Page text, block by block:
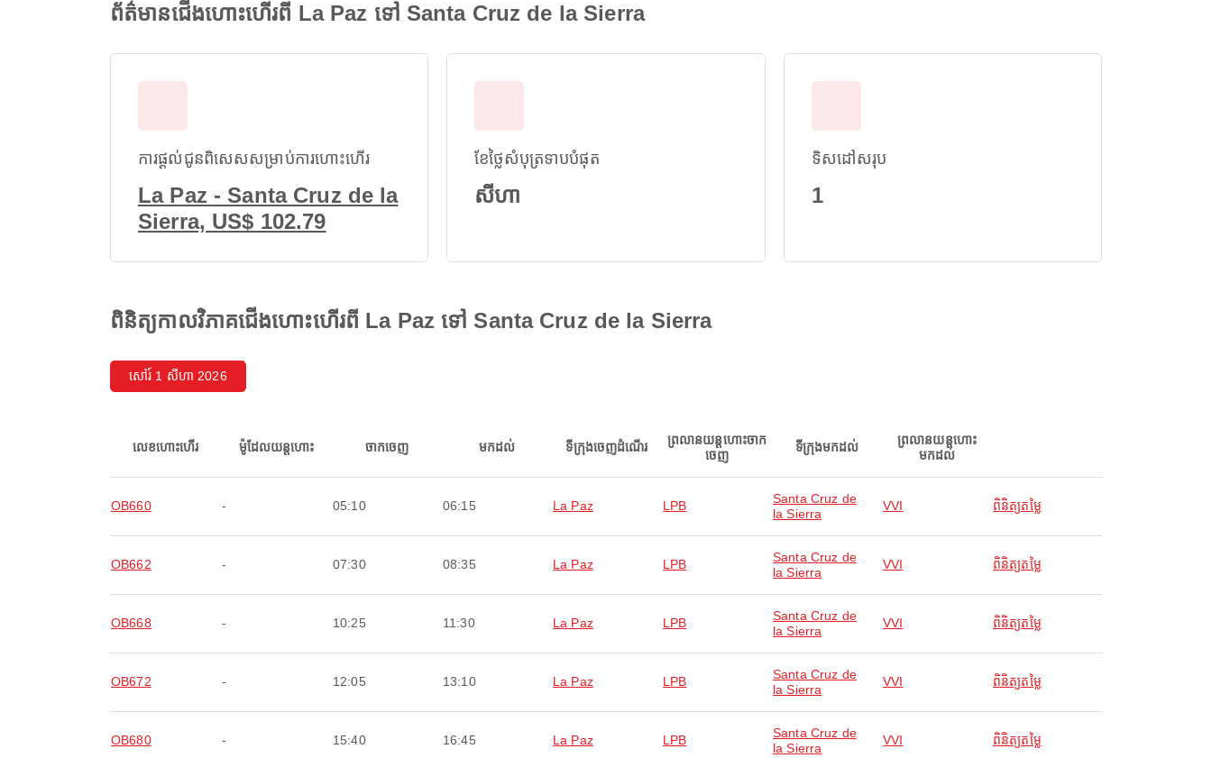
ព័ត៌មានជើងហោះហើរពី La Paz ទៅ Santa Cruz de la Sierra
ការផ្តល់ជូនពិសេសសម្រាប់ការហោះហើរ
La Paz - Santa Cruz de la
Sierra, US$ 102.79
ខែថ្លៃសំបុត្រទាបបំផុត
សីហា
ទិសដៅសរុប
1
ពិនិត្យកាលវិភាគជើងហោះហើរពី La Paz ទៅ Santa Cruz de la Sierra
សៅរ៍ 1 សីហា 2026
លេខហោះហើរ ម៉ូដែលយន្តហោះ ចាកចេញ មកដល់ ទីក្រុងចេញដំណើរ
ព្រលានយន្តហោះចាក
ចេញ
ទីក្រុងមកដល់
ព្រលានយន្តហោះ
មកដល់
OB660 - 05:10 06:15 La Paz LPB
Santa Cruz de
la Sierra
VVI ពិនិត្យតម្លៃ
OB662 - 07:30 08:35 La Paz LPB
Santa Cruz de
la Sierra
VVI ពិនិត្យតម្លៃ
OB668 - 10:25 11:30 La Paz LPB
Santa Cruz de
la Sierra
VVI ពិនិត្យតម្លៃ
OB672 - 12:05 13:10 La Paz LPB
Santa Cruz de
la Sierra
VVI ពិនិត្យតម្លៃ
OB680 - 15:40 16:45 La Paz LPB
Santa Cruz de
la Sierra
VVI ពិនិត្យតម្លៃ